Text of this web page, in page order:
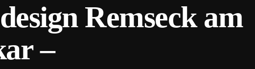
Remseck am
–